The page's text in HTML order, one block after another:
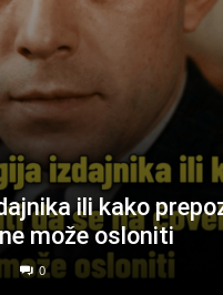
ili kako
može osloniti
0